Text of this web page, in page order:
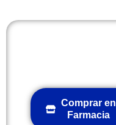
Comprar en
Farmacia